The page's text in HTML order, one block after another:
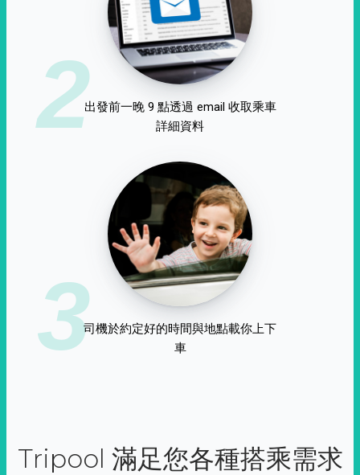
2出發前一晚 9 點透過 email 收取乘車
詳細資料
3司機於約定好的時間與地點載你上下
車
Tripool 滿足您各種搭乘需求